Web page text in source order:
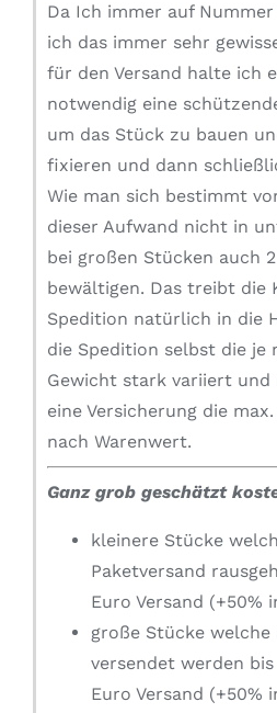
Da Ich immer auf
ich das immer sehr
für den Versand halte ich
notwendig eine
um das Stück zu bauen
fixieren und dann
Wie man sich bestimmt
dieser Aufwand nicht in
bei großen Stücken auch
bewältigen. Das treibt die
Spedition natürlich in die
die Spedition selbst die je
Gewicht stark variiert und
eine Versicherung die
nach Warenwert.
Ganz grob geschätzt
kleinere Stücke
Paketversand
Euro Versand (+50%
große Stücke welche
versendet werden
Euro Versand (+50%